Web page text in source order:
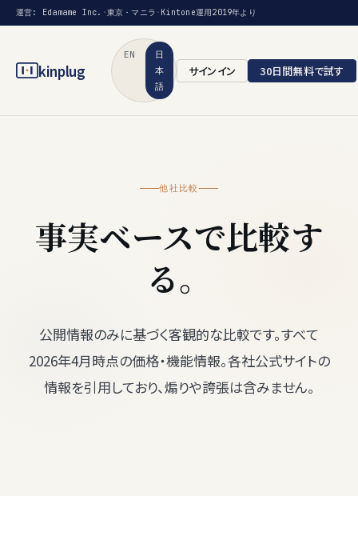
運営: Edamame Inc. ·東京・マニラ · Kintone運用2019年より
kinplug
EN
日
本
語
サインイン 30日間無料で試す
他社比較
事実ベースで比較す
る。
公開情報のみに基づく客観的な比較です。すべて
2026年4月時点の価格・機能情報。各社公式サイトの
情報を引用しており、煽りや誇張は含みません。